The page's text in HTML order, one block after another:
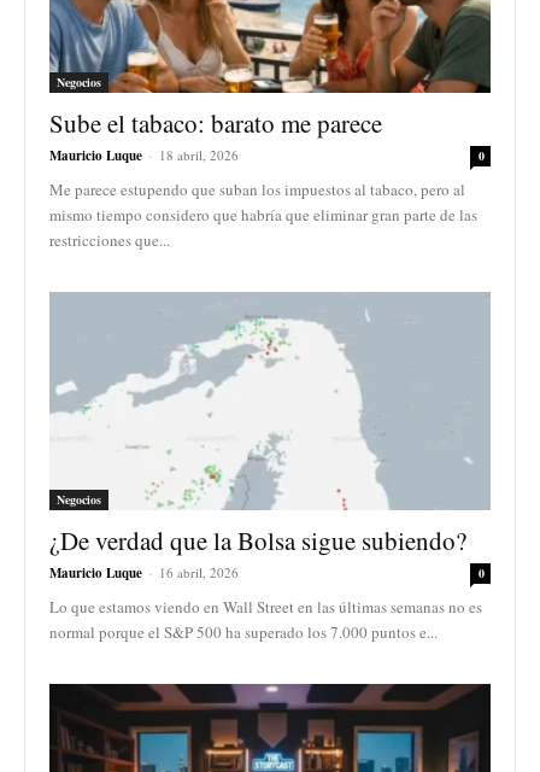
Negocios
Sube el tabaco: barato me parece
Mauricio Luque - 18 abril, 2026 0
Me parece estupendo que suban los impuestos al tabaco, pero al
mismo tiempo considero que habría que eliminar gran parte de las
restricciones que...
Negocios
¿De verdad que la Bolsa sigue subiendo?
Mauricio Luque - 16 abril, 2026 0
Lo que estamos viendo en Wall Street en las últimas semanas no es
normal porque el S&P 500 ha superado los 7.000 puntos e...